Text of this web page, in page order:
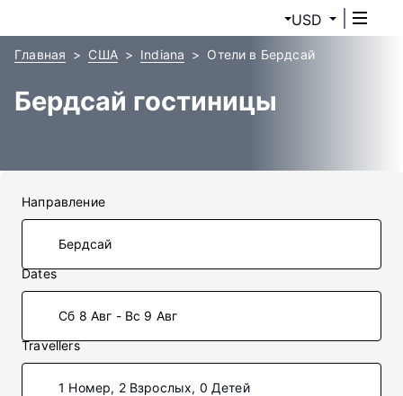
USD
Главная США Indiana Отели в Бердсай
Бердсай гостиницы
Направление
Dates
Сб 8 Авг - Вс 9 Авг
Travellers
1 Номер, 2 Взрослых, 0 Детей